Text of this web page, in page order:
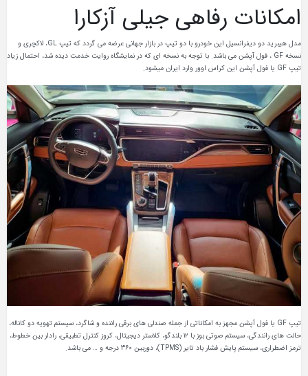
امکانات رفاهی جیلی آزکارا
مدل هیبرید دو دیفرانسیل این خودرو با دو تیپ در بازار جهانی عرضه می گردد که تیپ GL، لاکچری و
نسخه GF ، فول آپشن می باشد. با توجه به نسخه ای که در نمایشگاه روایت خدمت دیده شد، احتمال زیاد
تیپ GF یا فول آپشن این کراس اوور وارد ایران میشود.
تیپ GF یا فول آپشن مجهز به امکاناتی از جمله صندلی های برقی راننده و شاگرد، سیستم تهویه دو کاناله،
حالت های رانندگی، سیستم صوتی بوز با ۱۲ بلندگو، کلاستر دیجیتال، کروز کنترل تطبیقی، رادار بین خطوط،
ترمز اضطراری، سیستم پایش فشار باد تایر (TPMS)، دوربین ۳۶۰ درجه و … می باشد.